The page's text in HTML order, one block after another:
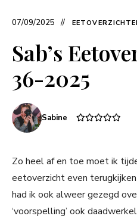
07/09/2025
Sab’s
36-2025
Sabine
Zo heel af en toe moet ik
eetoverzicht even
had ik ook alweer gezegd
‘voorspelling’ ook